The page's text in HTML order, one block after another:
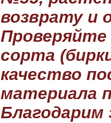
возврату и
Проверяйте
сорта
качество
материала
Благодарим